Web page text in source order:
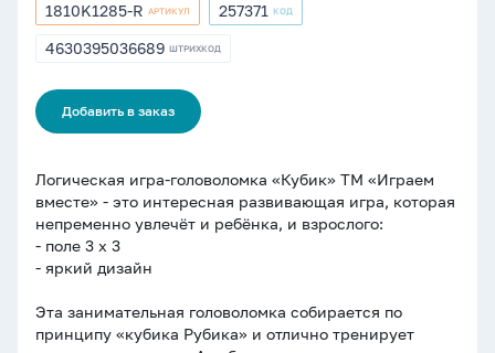
Артикул
1810K1285-
1810K1285-R АРТИКУЛ
Артикул
257371
257371 КОД
ШТРИХКОД
4630395036689 ШТРИХКОД
Добавить в заказ
Логическая игра-головоломка «Кубик» ТМ «Играем
вместе» - это интересная развивающая игра, которая
непременно увлечёт и ребёнка, и взрослого:
- поле 3 х 3
- яркий дизайн
Эта занимательная головоломка собирается по
принципу «кубика Рубика» и отлично тренирует